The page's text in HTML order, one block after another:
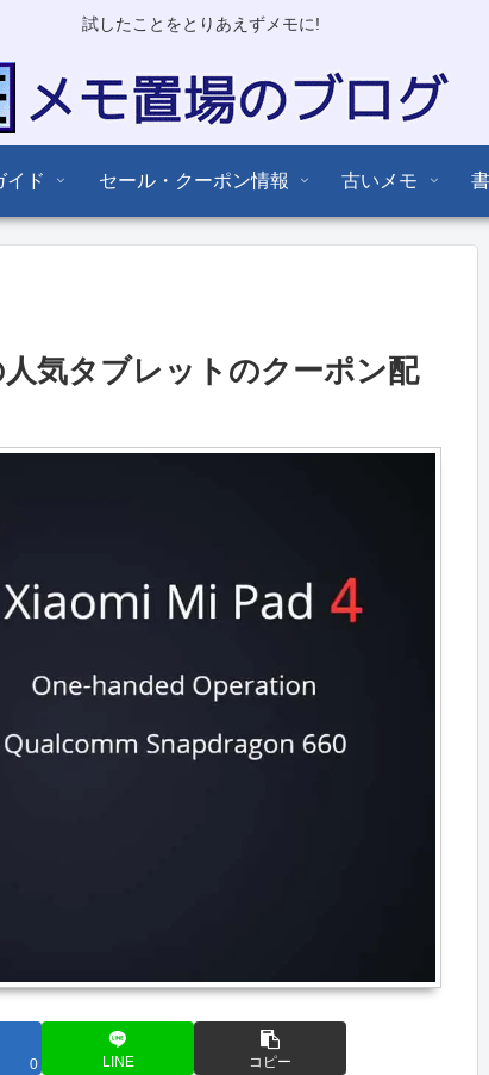
試したことをとりあえずメモに!
イド セール・クーポン情報 古いメモ
気タブレットのクーポン配
0 LINE コピー